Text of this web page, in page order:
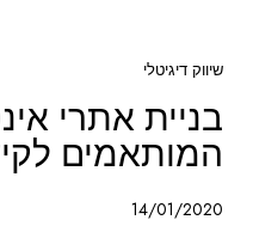
שיווק דיגיטלי
בניית אתרי
המותאמים
14/01/2020